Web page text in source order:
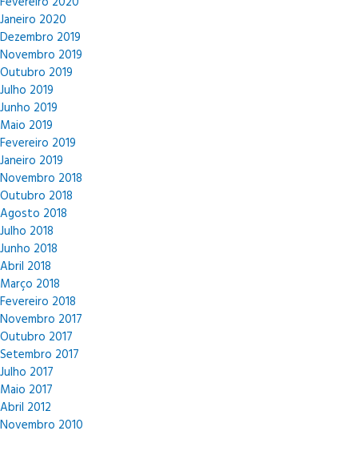
Janeiro 2020
Dezembro 2019
Novembro 2019
Outubro 2019
Julho 2019
Junho 2019
Maio 2019
Fevereiro 2019
Janeiro 2019
Novembro 2018
Outubro 2018
Agosto 2018
Julho 2018
Junho 2018
Abril 2018
Março 2018
Fevereiro 2018
Novembro 2017
Outubro 2017
Setembro 2017
Julho 2017
Maio 2017
Abril 2012
Novembro 2010